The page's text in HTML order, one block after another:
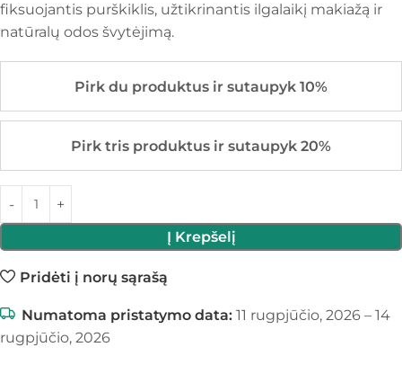
fiksuojantis purškiklis, užtikrinantis ilgalaikį makiažą ir
natūralų odos švytėjimą.
Pirk du produktus ir sutaupyk 10%
Pirk tris produktus ir sutaupyk 20%
Į Krepšelį
Pridėti į norų sąrašą
Numatoma pristatymo data: 11 rugpjūčio, 2026 – 14
rugpjūčio, 2026